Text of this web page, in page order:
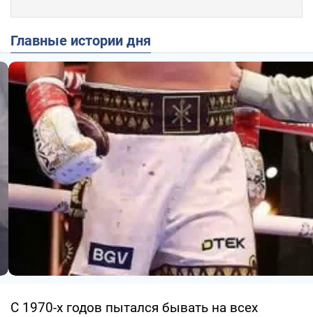
Главные истории дня
С 1970-х годов пытался бывать на всех